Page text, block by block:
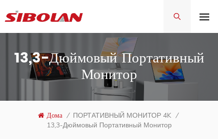
13,3-Дюймовый Портативный
Монитор
Дома / ПОРТАТИВНЫЙ МОНИТОР 4K /
13,3-Дюймовый Портативный Монитор